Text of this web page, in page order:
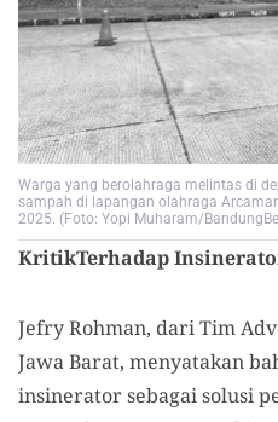
Warga yang berolahraga melintas di
sampah di lapangan olahraga
2025. (Foto: Yopi Muharam/
KritikTerhadap
Jefry Rohman, dari Tim
Jawa Barat, menyatakan
insinerator sebagai solusi